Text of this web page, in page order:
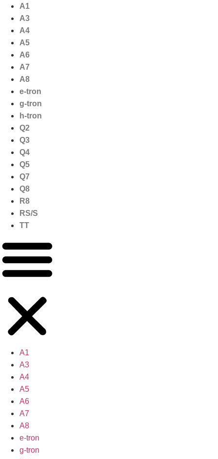
naar
inhoud
A1
A3
A4
A5
A6
A7
A8
e-tron
g-tron
h-tron
Q2
Q3
Q4
Q5
Q7
Q8
R8
RS/S
TT
A1
A3
A4
A5
A6
A7
A8
e-tron
g-tron